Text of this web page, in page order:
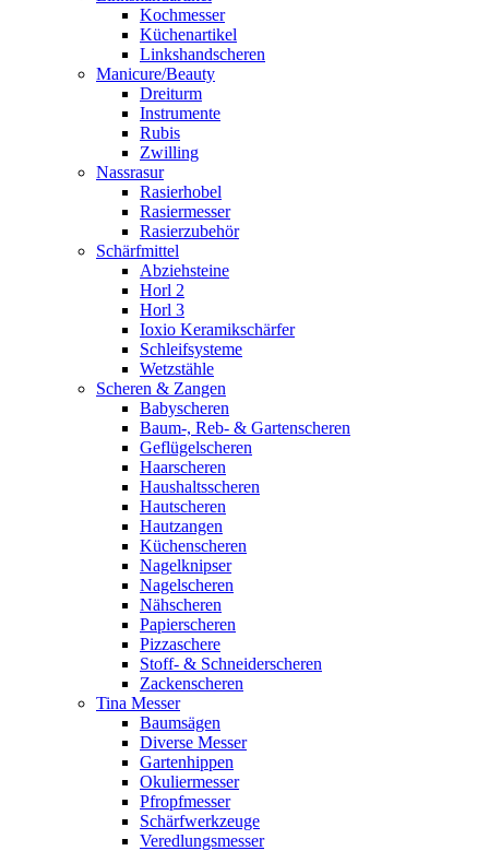
Kochmesser
Küchenartikel
Linkshandscheren
Manicure/Beauty
Dreiturm
Instrumente
Rubis
Zwilling
Nassrasur
Rasierhobel
Rasiermesser
Rasierzubehör
Schärfmittel
Abziehsteine
Horl 2
Horl 3
Ioxio Keramikschärfer
Schleifsysteme
Wetzstähle
Scheren & Zangen
Babyscheren
Baum-, Reb- & Gartenscheren
Geflügelscheren
Haarscheren
Haushaltsscheren
Hautscheren
Hautzangen
Küchenscheren
Nagelknipser
Nagelscheren
Nähscheren
Papierscheren
Pizzaschere
Stoff- & Schneiderscheren
Zackenscheren
Tina Messer
Baumsägen
Diverse Messer
Gartenhippen
Okuliermesser
Pfropfmesser
Schärfwerkzeuge
Veredlungsmesser